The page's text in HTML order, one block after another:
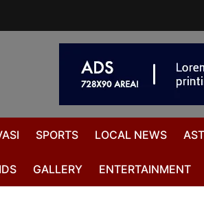
SPORTS LOCAL NEWS
GALLERY ENTERTAINMENT